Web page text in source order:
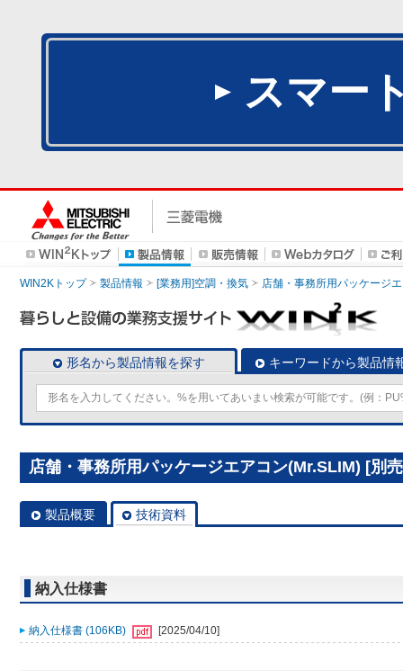
スマー
WIN2Kトップ 製品情報 [業務用]空調・換気 店舗・事務所用パッケージ
形名から製品情報を探す キーワードから製品情
店舗・事務所用パッケージエアコン(Mr.SLIM) [別
製品概要 技術資料
納入仕様書
納入仕様書 (106KB) [2025/04/10]